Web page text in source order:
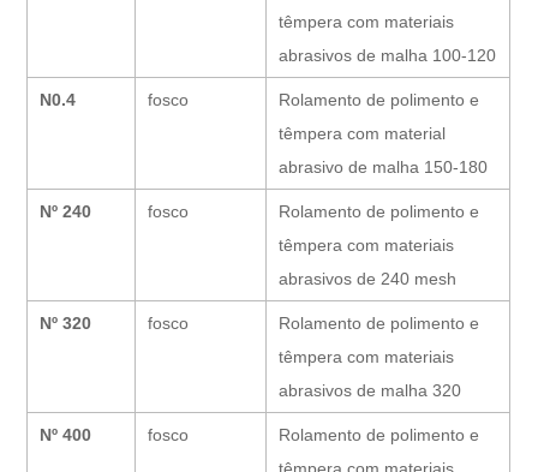
têmpera com materiais
abrasivos de malha 100-120
N0.4 fosco
Rolamento de polimento e
têmpera com material
abrasivo de malha 150-180
Nº 240 fosco
Rolamento de polimento e
têmpera com materiais
abrasivos de 240 mesh
Nº 320 fosco
Rolamento de polimento e
têmpera com materiais
abrasivos de malha 320
Nº 400 fosco
Rolamento de polimento e